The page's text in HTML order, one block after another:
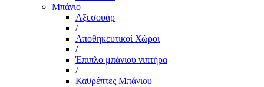
Μπάνιο
Αξεσουάρ
/
Αποθηκευτικοί Χώροι
/
Έπιπλο μπάνιου νιπτήρα
/
Καθρέπτες Μπάνιου